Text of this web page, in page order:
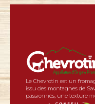
Le Chevrotin est un
issu des montagnes de
passionnés, une texture